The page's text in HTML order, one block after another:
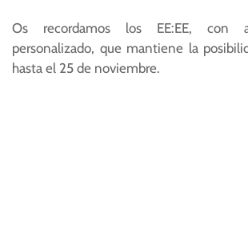
Os recordamos los EE:EE, con
personalizado, que mantiene la
hasta el 25 de noviembre.